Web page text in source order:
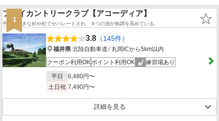
1
フクイカントリークラブ【アコーディア】
平坦で大きな杉や松でセパレートされ、９つの池が格調を高めている。
3.8 （145件）
福井県北陸自動車道 ⁄ 丸岡ICから5km以内
クーポン利用OKポイント利用OK 練習場あり
平日
6,480円〜
土日祝 7,490円〜
詳細を見る